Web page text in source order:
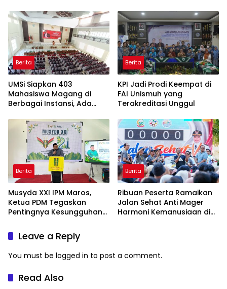
Berita
UMSi Siapkan 403
Mahasiswa Magang di
Berbagai Instansi, Ada
Taiwan
Berita
KPI Jadi Prodi Keempat di
FAI Unismuh yang
Terakreditasi Unggul
Berita
Musyda XXI IPM Maros,
Ketua PDM Tegaskan
Pentingnya Kesungguhan
Berita
Ribuan Peserta Ramaikan
Jalan Sehat Anti Mager
Harmoni Kemanusiaan di
Leave a Reply
You must be logged in to post a comment.
Read Also